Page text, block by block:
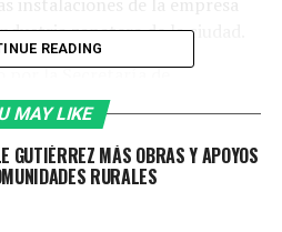
zapatera de la ciudad.
por la Secretaría de
los Leoneses, encabezada por
con la Dirección de
el objetivo de acercar los
empleados de la empresa,
reduciendo la burocracia.
READING
MAY LIKE
GUTIÉRREZ MÁS OBRAS Y APOYOS
RURALES